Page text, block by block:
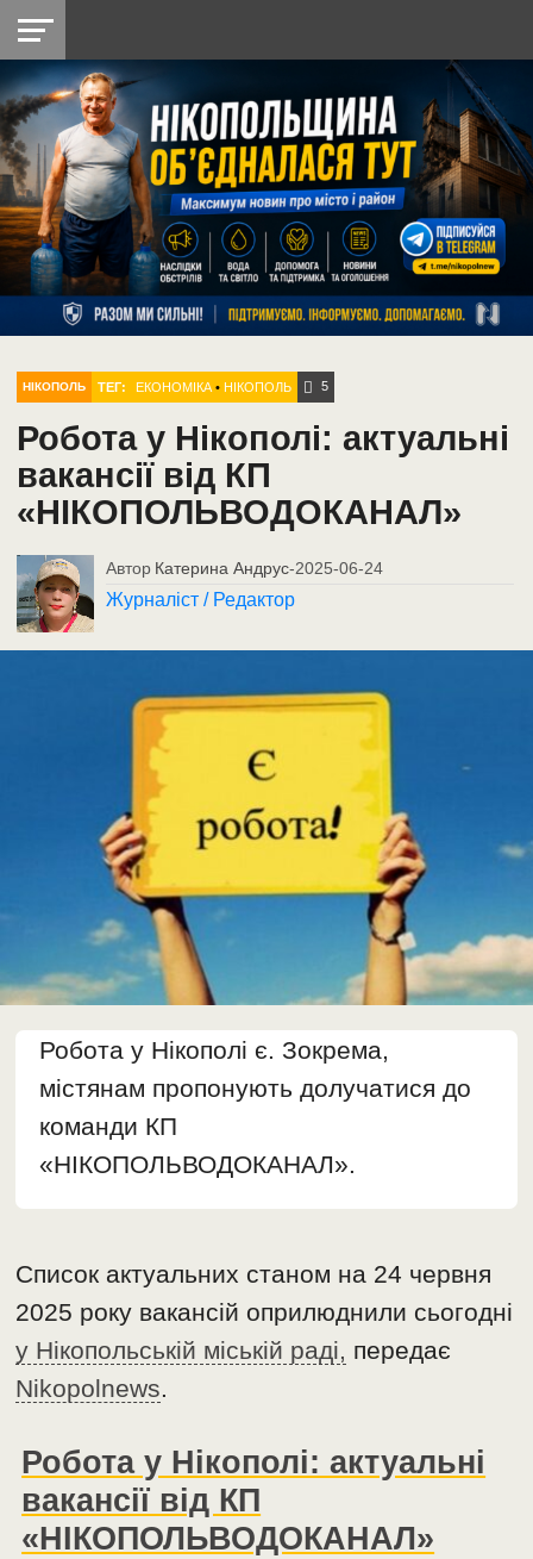
НІКОПОЛЬ
РАЙОН
СІЧЕСЛАВСЬКА
УКРАЇНА
РЕТРО
НІКОПОЛЬ
ЛАЙТ
УКРАЇНА
ДОПОМОГА
РАДІО
НІКОПОЛЬ ТЕГ: ЕКОНОМІКА •НІКОПОЛЬ 5
Робота у Нікополі: актуальні
вакансії від КП
«НІКОПОЛЬВОДОКАНАЛ»
Автор Катерина Андрус-2025-06-24
Журналіст / Редактор
Робота у Нікополі є. Зокрема,
містянам пропонують долучатися до
команди КП
«НІКОПОЛЬВОДОКАНАЛ».
Список актуальних станом на 24 червня
2025 року вакансій оприлюднили сьогодні
у Нікопольській міській раді, передає
Nikopolnews.
Робота у Нікополі: актуальні
вакансії від КП
«НІКОПОЛЬВОДОКАНАЛ»